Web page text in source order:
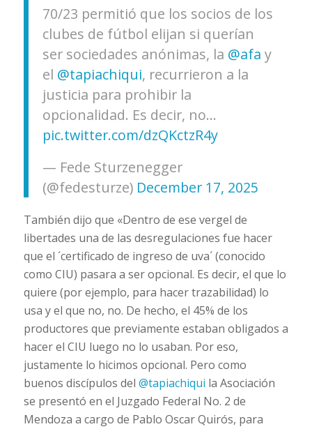
70/23 permitió que los socios de los
clubes de fútbol elijan si querían
ser sociedades anónimas, la @afa y
el @tapiachiqui, recurrieron a la
justicia para prohibir la
opcionalidad. Es decir, no…
pic.twitter.com/dzQKctzR4y
— Fede Sturzenegger
(@fedesturze) December 17, 2025
También dijo que «Dentro de ese vergel de
libertades una de las desregulaciones fue hacer
que el ´certificado de ingreso de uva´ (conocido
como CIU) pasara a ser opcional. Es decir, el que lo
quiere (por ejemplo, para hacer trazabilidad) lo
usa y el que no, no. De hecho, el 45% de los
productores que previamente estaban obligados a
hacer el CIU luego no lo usaban. Por eso,
justamente lo hicimos opcional. Pero como
buenos discípulos del @tapiachiqui la Asociación
se presentó en el Juzgado Federal No. 2 de
Mendoza a cargo de Pablo Oscar Quirós, para